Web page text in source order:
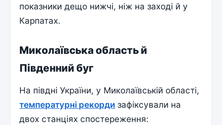
показники дещо нижчі, ніж на заході й у
Карпатах.
Миколаївська область й
Південний буг
На півдні України, у Миколаївській області,
температурні рекорди зафіксували на
двох станціях спостереження: